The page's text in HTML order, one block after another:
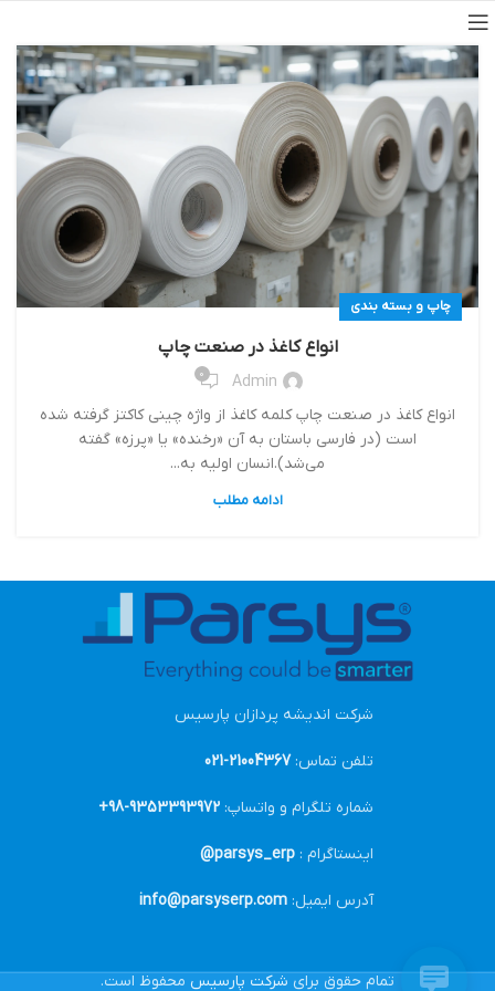
چاپ و بسته بندی
انواع کاغذ در صنعت چاپ
Admin
0
انواع کاغذ در صنعت چاپ کلمه کاغذ از واژه چینی کاکتز گرفته شده
است (در فارسی باستان به آن «رخنده» یا «پرزه» گفته
می‌شد).انسان اولیه به...
ادامه مطلب
شرکت اندیشه پردازان پارسیس
تلفن تماس:21004367-021
شماره تلگرام و واتساپ: 9353393972-98+
اینستاگرام : parsys_erp@
آدرس ایمیل: info@parsyserp.com
تمام حقوق برای شرکت پارسیس محفوظ است.